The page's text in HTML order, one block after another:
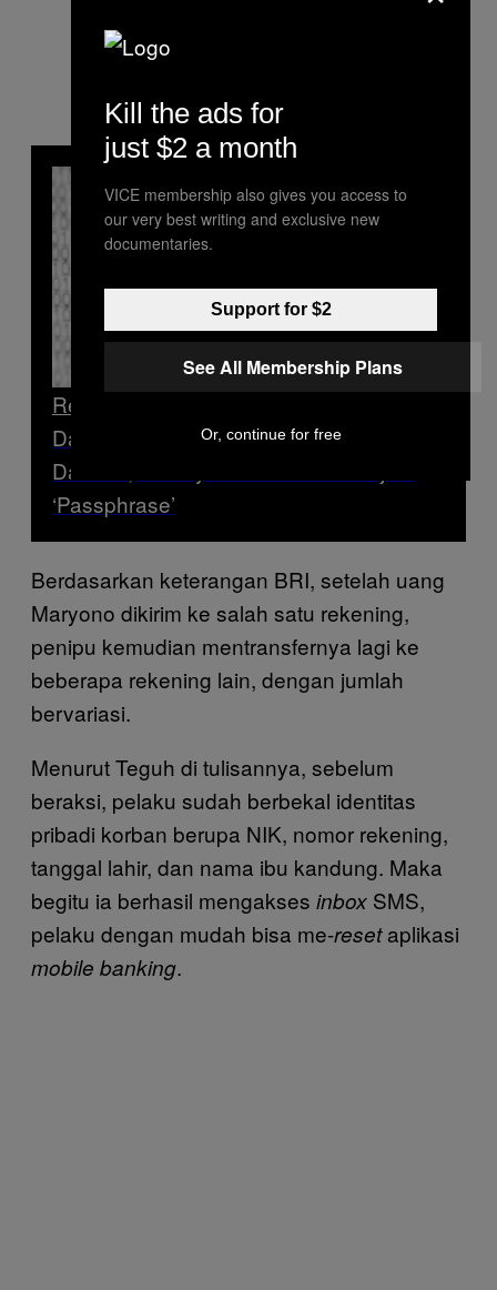
Read Next
Data Pengguna Tokopedia Bocor di
Darknet, Saatnya Ganti Password jadi
‘Passphrase’
Berdasarkan keterangan BRI, setelah uang
Maryono dikirim ke salah satu rekening,
penipu kemudian mentransfernya lagi ke
beberapa rekening lain, dengan jumlah
bervariasi.
Menurut Teguh di tulisannya, sebelum
beraksi, pelaku sudah berbekal identitas
pribadi korban berupa NIK, nomor rekening,
tanggal lahir, dan nama ibu kandung. Maka
begitu ia berhasil mengakses inbox SMS,
pelaku dengan mudah bisa me-resetaplikasi
mobile banking.
Kill the ads for
just $2 a month
VICE membership also gives you access to
our very best writing and exclusive new
documentaries.
Support for $2
See All Membership Plans
Or, continue for free